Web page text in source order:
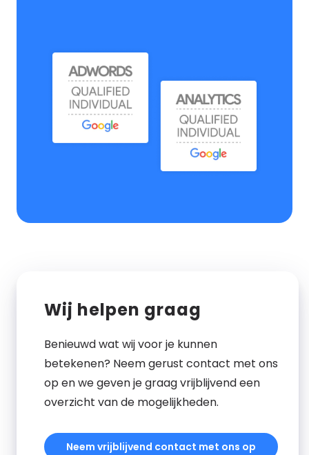
Wij helpen graag
Benieuwd wat wij voor je kunnen
betekenen? Neem gerust contact met ons
op en we geven je graag vrijblijvend een
overzicht van de mogelijkheden.
Neem vrijblijvend contact met ons op